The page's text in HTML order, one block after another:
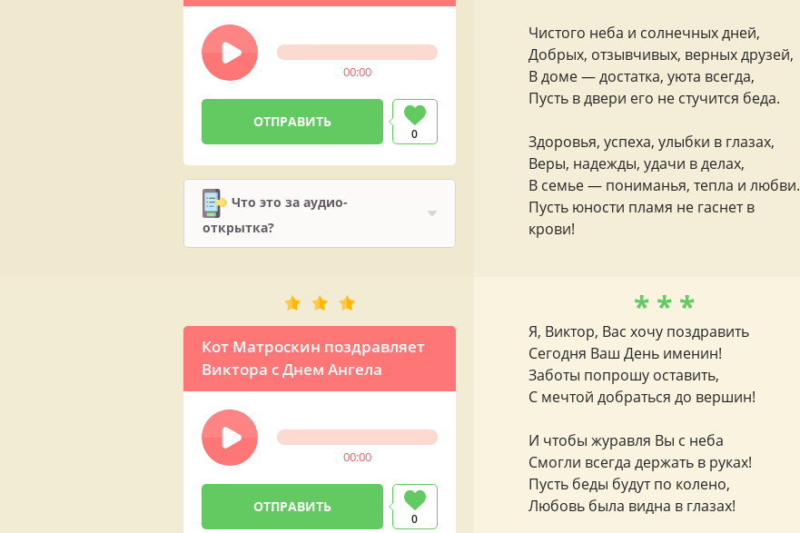
00:00
0
Что это за аудио-
открытка?
Чистого неба и солнечных дней,
Добрых, отзывчивых, верных друзей,
В доме — достатка, уюта всегда,
Пусть в двери его не стучится беда.
Здоровья, успеха, улыбки в глазах,
Веры, надежды, удачи в делах,
В семье — пониманья, тепла и любви.
Пусть юности пламя не гаснет в
крови!
Кот Матроскин поздравляет
Виктора с Днем Ангела
00:00
0
* * *
Я, Виктор, Вас хочу поздравить
Сегодня Ваш День именин!
Заботы попрошу оставить,
С мечтой добраться до вершин!
И чтобы журавля Вы с неба
Смогли всегда держать в руках!
Пусть беды будут по колено,
Любовь была видна в глазах!